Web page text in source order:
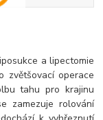
a lipectomie
zvětšovací operace
tahu pro krajinu
zamezuje rolování